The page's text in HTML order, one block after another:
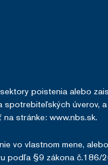
poistenia alebo
úverov,
na stránke: www.nbs.sk.
vo vlastnom mene,
podľa §9 zákona